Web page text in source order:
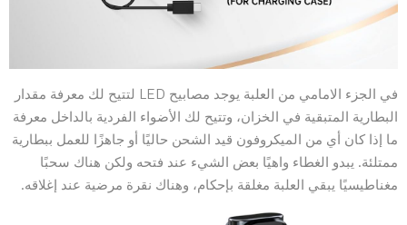
في الجزء الامامي من العلبة يوجد مصابيح LED لتتيح لك معرفة مقدار
البطارية المتبقية في الخزان، وتتيح لك الأضواء الفردية بالداخل معرفة
ما إذا كان أي من الميكروفون قيد الشحن حاليًا أو جاهزًا للعمل ببطارية
ممتلئة. يبدو الغطاء واهيًا بعض الشيء عند فتحه ولكن هناك سحبًا
مغناطيسيًا يبقي العلبة مغلقة بإحكام، وهناك نقرة مرضية عند إغلاقه.